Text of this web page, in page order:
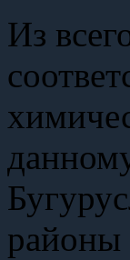
Из
районы